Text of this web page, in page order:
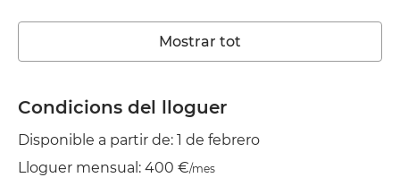
Rentadora
Wifi
TV
Balcó
Mostrar tot
Condicions del lloguer
Disponible a partir de: 1 de febrero
Lloguer mensual: 400 €/mes